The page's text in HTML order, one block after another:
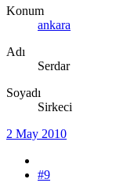
Konum
ankara
Adı
Serdar
Soyadı
Sirkeci
2 May 2010
#9